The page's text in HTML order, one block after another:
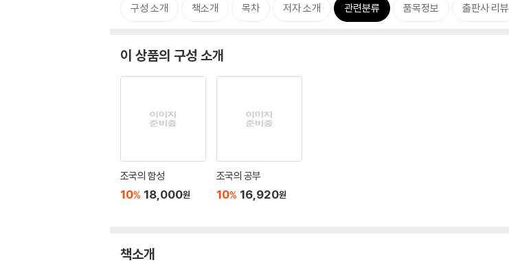
구성 소개 책소개 목차 저자 소개 관련분류 품목정보 출판사 리뷰
이 상품의 구성 소개
조국의 함성
10% 18,000원
조국의 공부
10% 16,920원
책소개